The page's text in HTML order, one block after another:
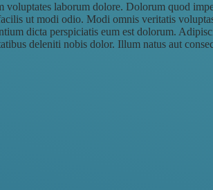
laborum dolore. Dolorum quod
ut modi odio. Modi omnis veritatis
dicta perspiciatis eum est dolorum.
deleniti nobis dolor. Illum natus aut